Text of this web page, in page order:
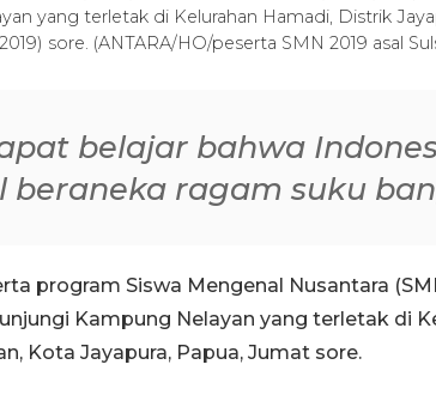
yang terletak di Kelurahan Hamadi, Distrik
sore. (ANTARA/HO/peserta SMN 2019 asal
belajar bahwa
beraneka ragam suku
program Siswa Mengenal Nusantara
Kampung Nelayan yang terletak di
Kota Jayapura, Papua, Jumat sore.